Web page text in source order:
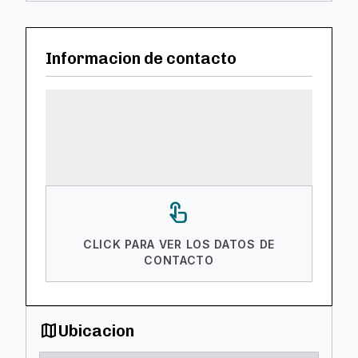
Informacion de contacto
touch_app
CLICK PARA VER LOS DATOS DE
CONTACTO
mapUbicacion